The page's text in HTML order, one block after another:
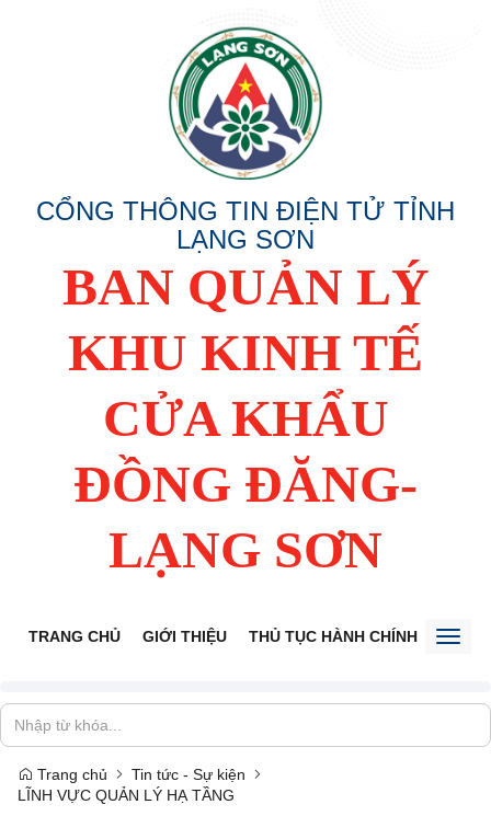
CỔNG THÔNG TIN ĐIỆN TỬ TỈNH
LẠNG SƠN
BAN QUẢN LÝ
KHU KINH TẾ
CỬA KHẨU
ĐỒNG ĐĂNG-
LẠNG SƠN
TRANG CHỦ GIỚI THIỆU THỦ TỤC HÀNH CHÍNH TIẾP
Trang chủ
Tin tức - Sự kiện
LĨNH VỰC QUẢN LÝ HẠ TẦNG